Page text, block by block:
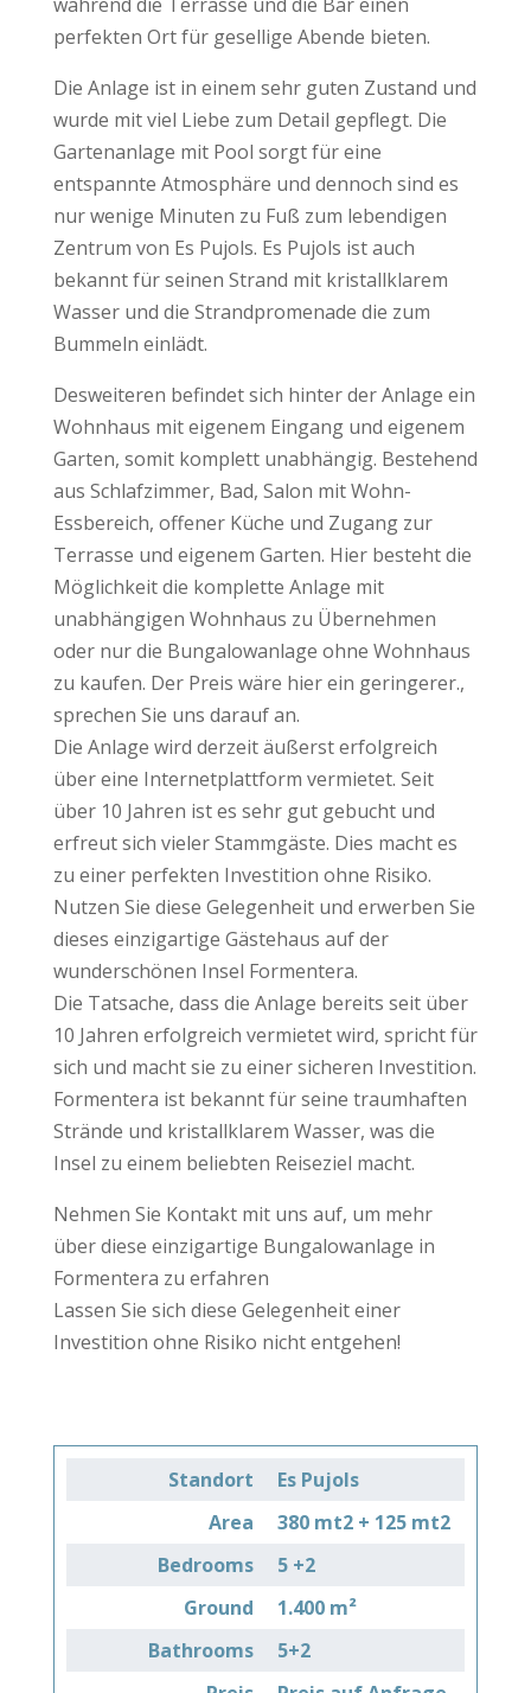
perfekten Ort für gesellige Abende bieten.
Die Anlage ist in einem sehr guten Zustand und
wurde mit viel Liebe zum Detail gepflegt. Die
Gartenanlage mit Pool sorgt für eine
entspannte Atmosphäre und dennoch sind es
nur wenige Minuten zu Fuß zum lebendigen
Zentrum von Es Pujols. Es Pujols ist auch
bekannt für seinen Strand mit kristallklarem
Wasser und die Strandpromenade die zum
Bummeln einlädt.
Desweiteren befindet sich hinter der Anlage ein
Wohnhaus mit eigenem Eingang und eigenem
Garten, somit komplett unabhängig. Bestehend
aus Schlafzimmer, Bad, Salon mit Wohn-
Essbereich, offener Küche und Zugang zur
Terrasse und eigenem Garten. Hier besteht die
Möglichkeit die komplette Anlage mit
unabhängigen Wohnhaus zu Übernehmen
oder nur die Bungalowanlage ohne Wohnhaus
zu kaufen. Der Preis wäre hier ein geringerer.,
sprechen Sie uns darauf an.
Die Anlage wird derzeit äußerst erfolgreich
über eine Internetplattform vermietet. Seit
über 10 Jahren ist es sehr gut gebucht und
erfreut sich vieler Stammgäste. Dies macht es
zu einer perfekten Investition ohne Risiko.
Nutzen Sie diese Gelegenheit und erwerben Sie
dieses einzigartige Gästehaus auf der
wunderschönen Insel Formentera.
Die Tatsache, dass die Anlage bereits seit über
10 Jahren erfolgreich vermietet wird, spricht für
sich und macht sie zu einer sicheren Investition.
Formentera ist bekannt für seine traumhaften
Strände und kristallklarem Wasser, was die
Insel zu einem beliebten Reiseziel macht.
Nehmen Sie Kontakt mit uns auf, um mehr
über diese einzigartige Bungalowanlage in
Formentera zu erfahren
Lassen Sie sich diese Gelegenheit einer
Investition ohne Risiko nicht entgehen!
Standort
Es Pujols
Area
380 mt2 + 125 mt2
Bedrooms
5 +2
Ground
1.400 m²
Bathrooms
5+2